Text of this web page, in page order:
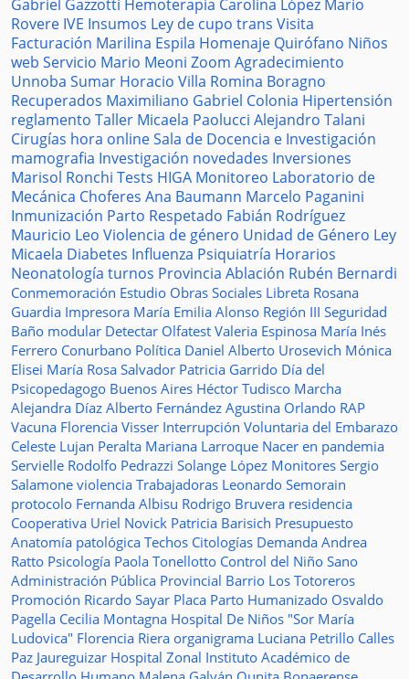
Gabriel Gazzotti Hemoterapia Carolina López Mario
Rovere IVE Insumos Ley de cupo trans Visita
Facturación Marilina Espila Homenaje Quirófano Niños
web Servicio Mario Meoni Zoom Agradecimiento
Unnoba Sumar Horacio Villa Romina Boragno
Recuperados Maximiliano Gabriel Colonia Hipertensión
reglamento Taller Micaela Paolucci Alejandro Talani
Cirugías hora onlineSala de Docencia e Investigación
mamografia Investigación novedades Inversiones
Marisol Ronchi Tests HIGA Monitoreo Laboratorio de
Mecánica Choferes Ana Baumann Marcelo Paganini
Inmunización Parto Respetado Fabián Rodríguez
Mauricio Leo Violencia de género Unidad de Género Ley
Micaela Diabetes Influenza Psiquiatría Horarios
Neonatología turnos Provincia Ablación Rubén Bernardi
Conmemoración Estudio Obras Sociales Libreta Rosana
Guardia Impresora María Emilia Alonso Región III Seguridad
Baño modular Detectar Olfatest Valeria Espinosa María Inés
Ferrero Conurbano Política Daniel Alberto Urosevich Mónica
Elisei María Rosa Salvador Patricia Garrido Día del
Psicopedagogo Buenos Aires Héctor Tudisco Marcha
Alejandra Díaz Alberto Fernández Agustina Orlando RAP
Vacuna Florencia Visser Interrupción Voluntaria del Embarazo
Celeste Lujan Peralta Mariana Larroque Nacer en pandemia
Servielle Rodolfo Pedrazzi Solange López Monitores Sergio
Salamone violencia Trabajadoras Leonardo Semorain
protocolo Fernanda Albisu Rodrigo Bruvera residencia
Cooperativa Uriel Novick Patricia Barisich Presupuesto
Anatomía patológica Techos Citologías Demanda Andrea
Ratto Psicología Paola Tonellotto Control del Niño Sano
Administración Pública Provincial Barrio Los Totoreros
Promoción Ricardo Sayar Placa Parto Humanizado Osvaldo
Pagella Cecilia Montagna Hospital De Niños "Sor María
Ludovica" Florencia Riera organigrama Luciana Petrillo Calles
Paz Jaureguizar Hospital Zonal Instituto Académico de